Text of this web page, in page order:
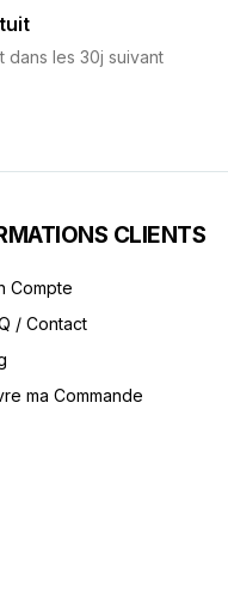
dans les 30j suivant
CLIENTS
Compte
/ Contact
ma Commande